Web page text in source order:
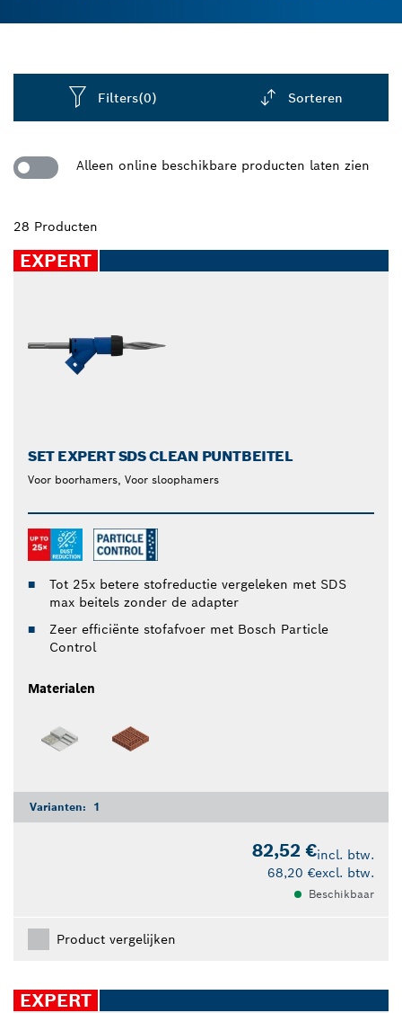
leveren hoge beitelprestaties dankzij hun innovatieve
SDS max en SDS plus puntbeitelboren
sloopwerkzaamheden eenvoudiger door je uit te
baksteen en mortel. Ontdek onze SDS-beitelboren –
Filters(0) Sorteren
Alleen online beschikbare producten laten zien
28 Producten
EXPERT
SET EXPERT SDS CLEAN PUNTBEITEL
Voor boorhamers, Voor sloophamers
Tot 25x betere stofreductie vergeleken met SDS
max beitels zonder de adapter
Zeer efficiënte stofafvoer met Bosch Particle
Control
Materialen
Varianten: 1
82,52 €incl. btw.
68,20 €excl. btw.
Beschikbaar
Product vergelijken
EXPERT